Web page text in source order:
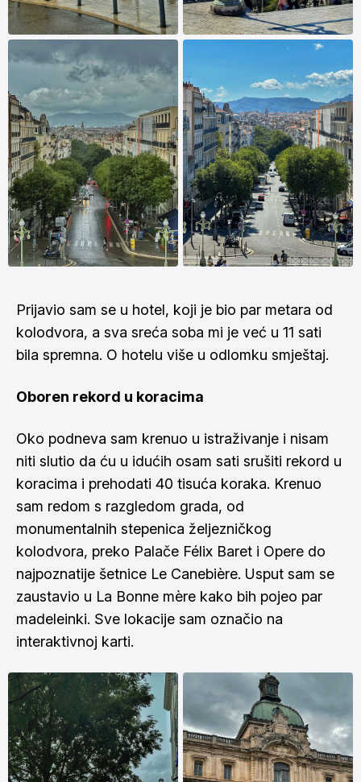
Prijavio sam se u hotel, koji je bio par metara od
kolodvora, a sva sreća soba mi je već u 11 sati
bila spremna. O hotelu više u odlomku smještaj.
Oboren rekord u koracima
Oko podneva sam krenuo u istraživanje i nisam
niti slutio da ću u idućih osam sati srušiti rekord u
koracima i prehodati 40 tisuća koraka. Krenuo
sam redom s razgledom grada, od
monumentalnih stepenica željezničkog
kolodvora, preko Palače Félix Baret i Opere do
najpoznatije šetnice Le Canebière. Usput sam se
zaustavio u La Bonne mère kako bih pojeo par
madeleinki. Sve lokacije sam označio na
interaktivnoj karti.